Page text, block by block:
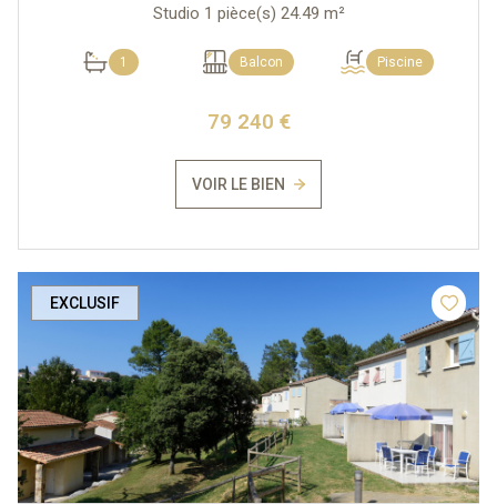
Studio 1 pièce(s) 24.49 m²
1 Balcon Piscine
79 240 €
VOIR LE BIEN
EXCLUSIF